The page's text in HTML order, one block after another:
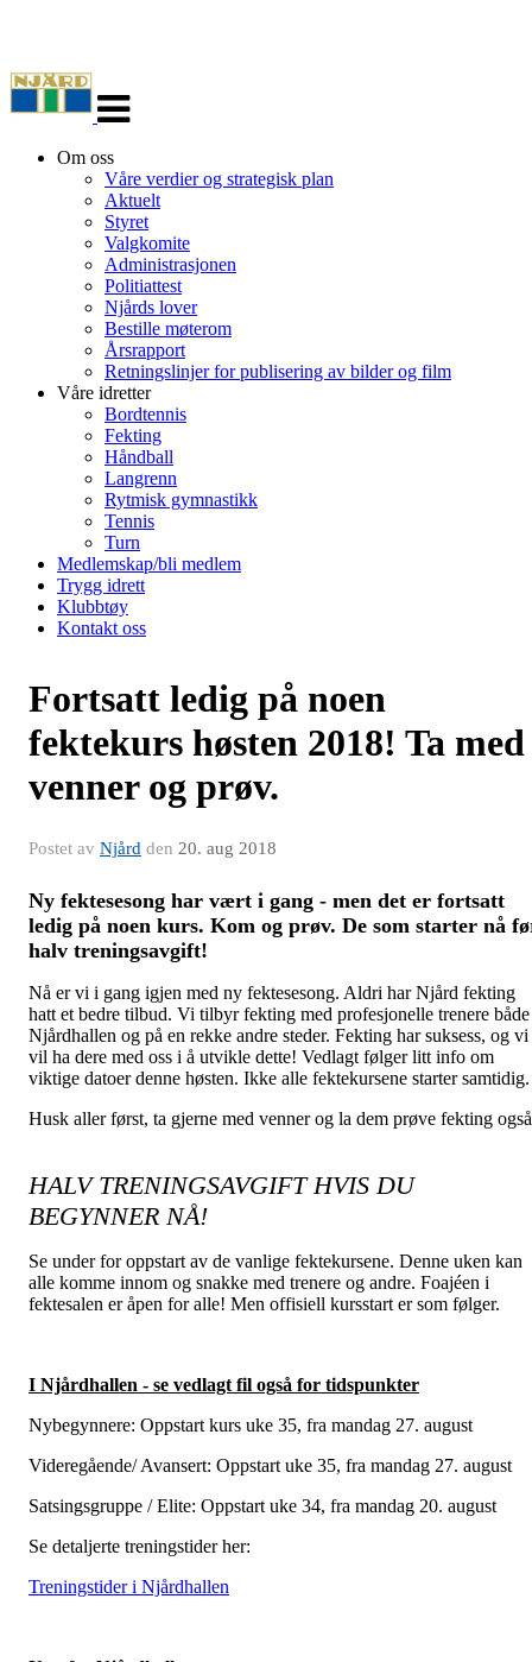
navigasjon
Om oss
Våre verdier og strategisk plan
Aktuelt
Styret
Valgkomite
Administrasjonen
Politiattest
Njårds lover
Bestille møterom
Årsrapport
Retningslinjer for publisering av bilder og film
Våre idretter
Bordtennis
Fekting
Håndball
Langrenn
Rytmisk gymnastikk
Tennis
Turn
Medlemskap/bli medlem
Trygg idrett
Klubbtøy
Kontakt oss
Fortsatt ledig på noen
fektekurs høsten 2018! Ta med
venner og prøv.
Postet av Njård den 20. aug 2018
Ny fektesesong har vært i gang - men det er fortsatt
ledig på noen kurs. Kom og prøv. De som starter nå
halv treningsavgift!
Nå er vi i gang igjen med ny fektesesong. Aldri har Njård fekting
hatt et bedre tilbud. Vi tilbyr fekting med profesjonelle trenere
Njårdhallen og på en rekke andre steder. Fekting har suksess, og vi
vil ha dere med oss i å utvikle dette! Vedlagt følger litt info om
viktige datoer denne høsten. Ikke alle fektekursene starter
Husk aller først, ta gjerne med venner og la dem prøve fekting
HALV TRENINGSAVGIFT HVIS DU
BEGYNNER NÅ!
Se under for oppstart av de vanlige fektekursene. Denne uken kan
alle komme innom og snakke med trenere og andre. Foajéen i
fektesalen er åpen for alle! Men offisiell kursstart er som følger.
I Njårdhallen - se vedlagt fil også for tidspunkter
Nybegynnere: Oppstart kurs uke 35, fra mandag 27. august
Videregående/ Avansert: Oppstart uke 35, fra mandag 27. august
Satsingsgruppe / Elite: Oppstart uke 34, fra mandag 20. august
Se detaljerte treningstider her:
Treningstider i Njårdhallen